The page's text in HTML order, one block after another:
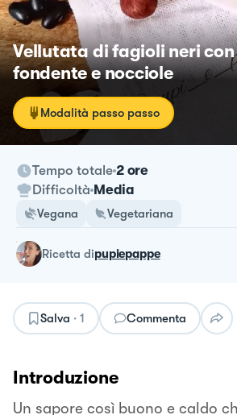
Vellutata di fagioli neri
fondente e nocciole
Modalità passo passo
Tempo totale 2 ore
Difficoltà Media
Vegana Vegetariana
ricetta dipupiepappe
Salva · 1 Commenta
Introduzione
Un sapore così buono e caldo